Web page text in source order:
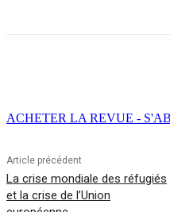
ACHETER LA REVUE -
Article précédent
La crise mondiale des réfugiés
et la crise de l’Union